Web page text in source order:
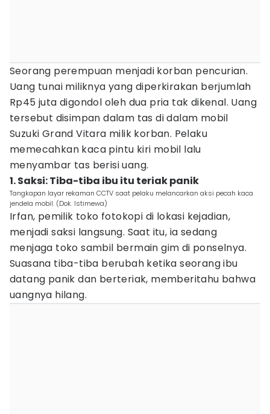
Seorang perempuan menjadi korban pencurian.
Uang tunai miliknya yang diperkirakan berjumlah
Rp45 juta digondol oleh dua pria tak dikenal. Uang
tersebut disimpan dalam tas di dalam mobil
Suzuki Grand Vitara milik korban. Pelaku
memecahkan kaca pintu kiri mobil lalu
menyambar tas berisi uang.
1. Saksi: Tiba-tiba ibu itu teriak panik
Tangkapan layar rekaman CCTV saat pelaku melancarkan aksi pecah kaca
jendela mobil. (Dok. Istimewa)
Irfan, pemilik toko fotokopi di lokasi kejadian,
menjadi saksi langsung. Saat itu, ia sedang
menjaga toko sambil bermain gim di ponselnya.
Suasana tiba-tiba berubah ketika seorang ibu
datang panik dan berteriak, memberitahu bahwa
uangnya hilang.